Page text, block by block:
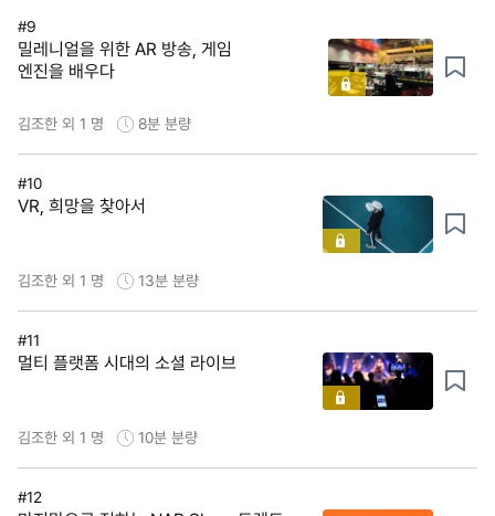
#9
밀레니얼을 위한 AR 방송, 게임
엔진을 배우다
김조한 외 1 명 8분 분량
#10
VR, 희망을 찾아서
김조한 외 1 명 13분 분량
#11
멀티 플랫폼 시대의 소셜 라이브
김조한 외 1 명 10분 분량
#12